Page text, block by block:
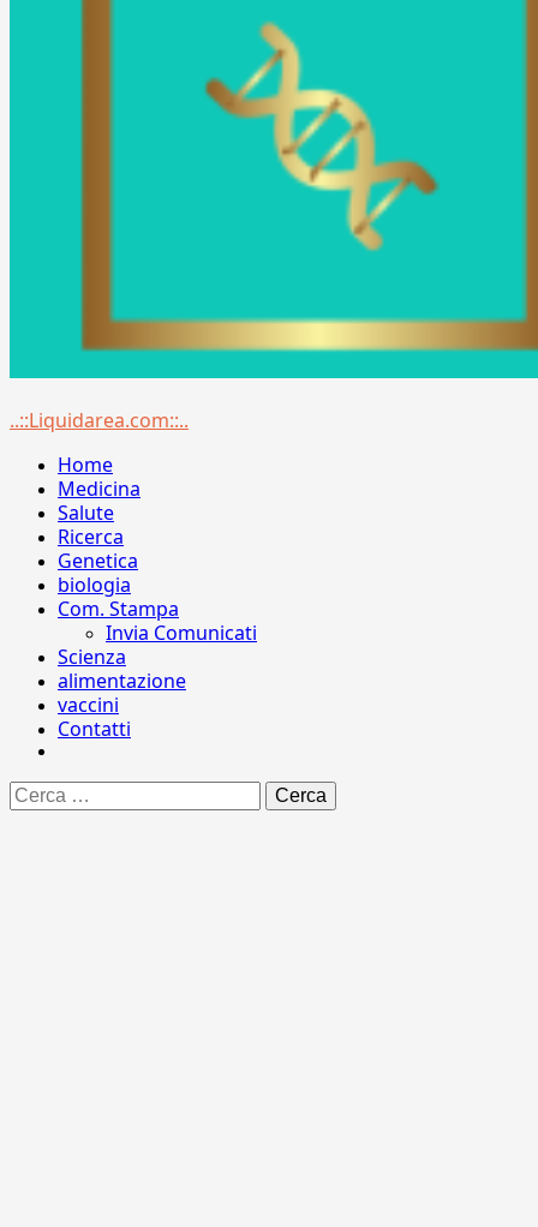
Menu
..::Liquidarea.com::..
Home
Medicina
Salute
Ricerca
Genetica
biologia
Com. Stampa
Invia Comunicati
Scienza
alimentazione
vaccini
Contatti
Ricerca
per: